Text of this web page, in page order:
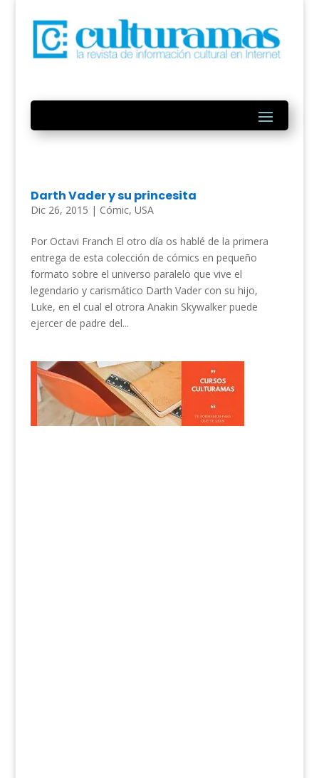
Darth Vader y su princesita
Dic 26, 2015 | Cómic, USA
Por Octavi Franch El otro día os hablé de la primera
entrega de esta colección de cómics en pequeño
formato sobre el universo paralelo que vive el
legendario y carismático Darth Vader con su hijo,
Luke, en el cual el otrora Anakin Skywalker puede
ejercer de padre del...